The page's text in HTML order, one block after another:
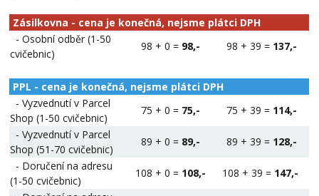
Zásilkovna - cena je konečná, nejsme plátci DPH
- Osobní odběr (1-50
cvičebnic)
98 + 0 = 98,- 98 + 39 = 137,-
PPL - cena je konečná, nejsme plátci DPH
- Vyzvednutí v Parcel
Shop (1-50 cvičebnic)
75 + 0 = 75,- 75 + 39 = 114,-
- Vyzvednutí v Parcel
Shop (51-70 cvičebnic)
89 + 0 = 89,- 89 + 39 = 128,-
- Doručení na adresu
(1-50 cvičebnic)
108 + 0 = 108,- 108 + 39 = 147,-